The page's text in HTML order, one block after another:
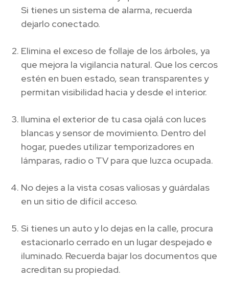
Si tienes un sistema de alarma, recuerda
dejarlo conectado.
Elimina el exceso de follaje de los árboles, ya
que mejora la vigilancia natural. Que los cercos
estén en buen estado, sean transparentes y
permitan visibilidad hacia y desde el interior.
Ilumina el exterior de tu casa ojalá con luces
blancas y sensor de movimiento. Dentro del
hogar, puedes utilizar temporizadores en
lámparas, radio o TV para que luzca ocupada.
No dejes a la vista cosas valiosas y guárdalas
en un sitio de difícil acceso.
Si tienes un auto y lo dejas en la calle, procura
estacionarlo cerrado en un lugar despejado e
iluminado. Recuerda bajar los documentos que
acreditan su propiedad.